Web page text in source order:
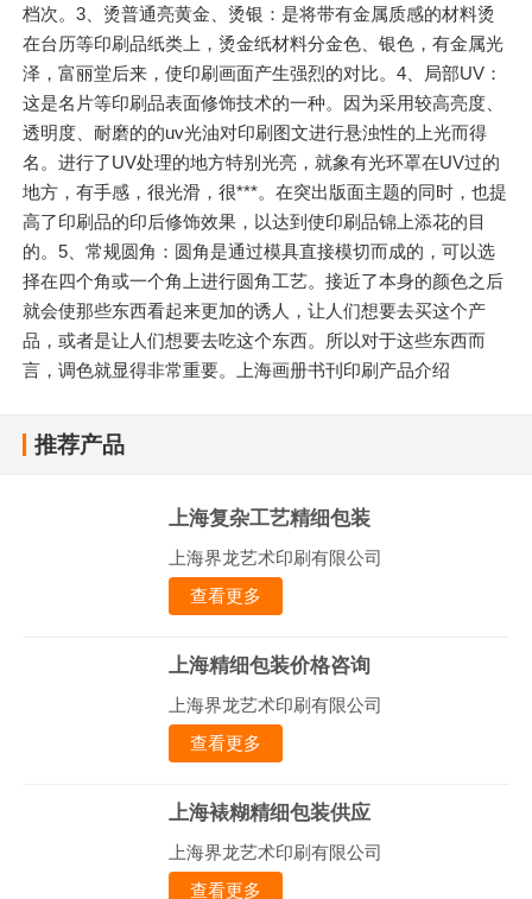
档次。3、烫普通亮黄金、烫银：是将带有金属质感的材料烫
在台历等印刷品纸类上，烫金纸材料分金色、银色，有金属光
泽，富丽堂后来，使印刷画面产生强烈的对比。4、局部UV：
这是名片等印刷品表面修饰技术的一种。因为采用较高亮度、
透明度、耐磨的的uv光油对印刷图文进行悬浊性的上光而得
名。进行了UV处理的地方特别光亮，就象有光环罩在UV过的
地方，有手感，很光滑，很***。在突出版面主题的同时，也提
高了印刷品的印后修饰效果，以达到使印刷品锦上添花的目
的。5、常规圆角：圆角是通过模具直接模切而成的，可以选
择在四个角或一个角上进行圆角工艺。接近了本身的颜色之后
就会使那些东西看起来更加的诱人，让人们想要去买这个产
品，或者是让人们想要去吃这个东西。所以对于这些东西而
言，调色就显得非常重要。上海画册书刊印刷产品介绍
推荐产品
上海复杂工艺精细包装
上海界龙艺术印刷有限公司
查看更多
上海精细包装价格咨询
上海界龙艺术印刷有限公司
查看更多
上海裱糊精细包装供应
上海界龙艺术印刷有限公司
查看更多